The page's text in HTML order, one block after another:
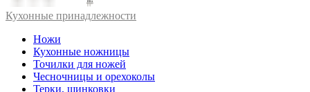
Кухонные принадлежности
Ножи
Кухонные ножницы
Точилки для ножей
Чесночницы и орехоколы
Терки, шинковки